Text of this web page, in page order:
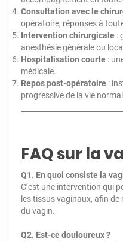
Consultation avec le
opératoire, réponses à
Intervention chirurgicale :
anesthésie générale ou
Hospitalisation courte :
médicale.
Repos post-opératoire :
progressive de la vie
FAQ sur la
Q1. En quoi consiste la
C’est une intervention qui
les tissus vaginaux, afin
du vagin.
Q2. Est-ce douloureux ?